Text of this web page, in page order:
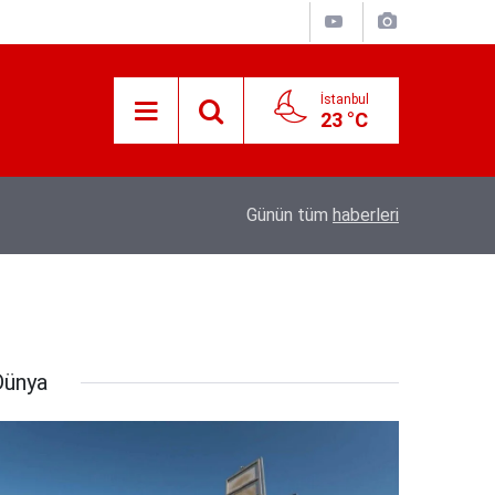
İstanbul
23 °C
Danişma Merkezini Ziyaret Etti
Günün tüm haberleri